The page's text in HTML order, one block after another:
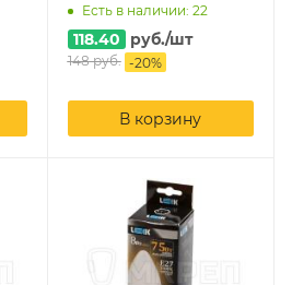
Есть в наличии: 22
118.40 руб./шт
148руб. -20%
В корзину